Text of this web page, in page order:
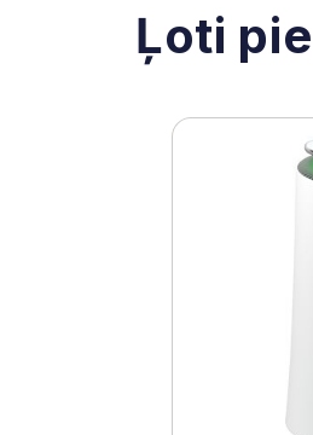
Ļoti